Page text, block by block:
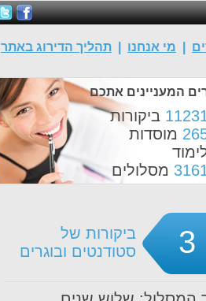
מי אנחנו תהליך הדירוג באתר
המעניינים אתכם
ביקורות
מוסדות
מסלולים
3
ביקורות של
סטודנטים ובוגרים